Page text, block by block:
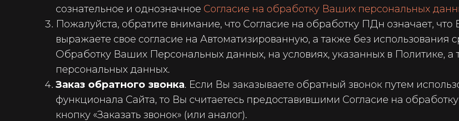
сознательное и однозначное Согласие на обработку Ваших персональных
Пожалуйста, обратите внимание, что Согласие на обработку ПДн означает,
выражаете свое согласие на Автоматизированную, а также без использования
Обработку Ваших Персональных данных, на условиях, указанных в Политике, а
персональных данных.
Заказ обратного звонка. Если Вы заказываете обратный звонок путем
функционала Сайта, то Вы считаетесь предоставившими Согласие на
кнопку «Заказать звонок» (или аналог).